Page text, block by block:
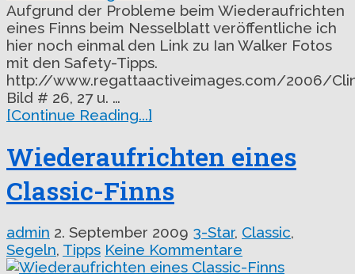
Aufgrund der Probleme beim Wiederaufrichten
eines Finns beim Nesselblatt veröffentliche ich
hier noch einmal den Link zu Ian Walker Fotos
mit den Safety-Tipps.
http://www.regattaactiveimages.com/2006/
Bild # 26, 27 u. …
[Continue Reading...]
Wiederaufrichten eines
Classic-Finns
admin 2. September 2009 3-Star, Classic,
Segeln, Tipps Keine Kommentare